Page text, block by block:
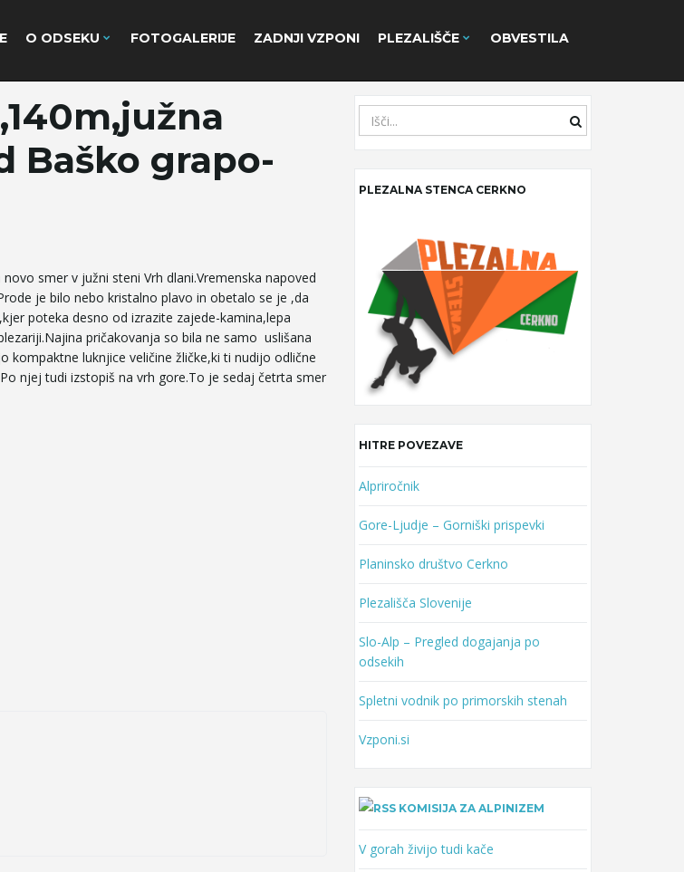
O ODSEKU FOTOGALERIJE ZADNJI VZPONI PLEZALIŠČE OBVESTILA
Baško grapo-
smer v južni steni Vrh dlani.Vremenska napoved
je bilo nebo kristalno plavo in obetalo se je ,da
poteka desno od izrazite zajede-kamina,lepa
pričakovanja so bila ne samo uslišana
kompaktne luknjice veličine žličke,ki ti nudijo odlične
njej tudi izstopiš na vrh gore.To je sedaj četrta smer
e
a
r
c
PLEZALNA STENCA CERKNO
HITRE POVEZAVE
Alpriročnik
Gore-Ljudje – Gorniški prispevki
Planinsko društvo Cerkno
Plezališča Slovenije
Slo-Alp – Pregled dogajanja po
odsekih
Spletni vodnik po primorskih stenah
Vzponi.si
KOMISIJA ZA ALPINIZEM
V gorah živijo tudi kače